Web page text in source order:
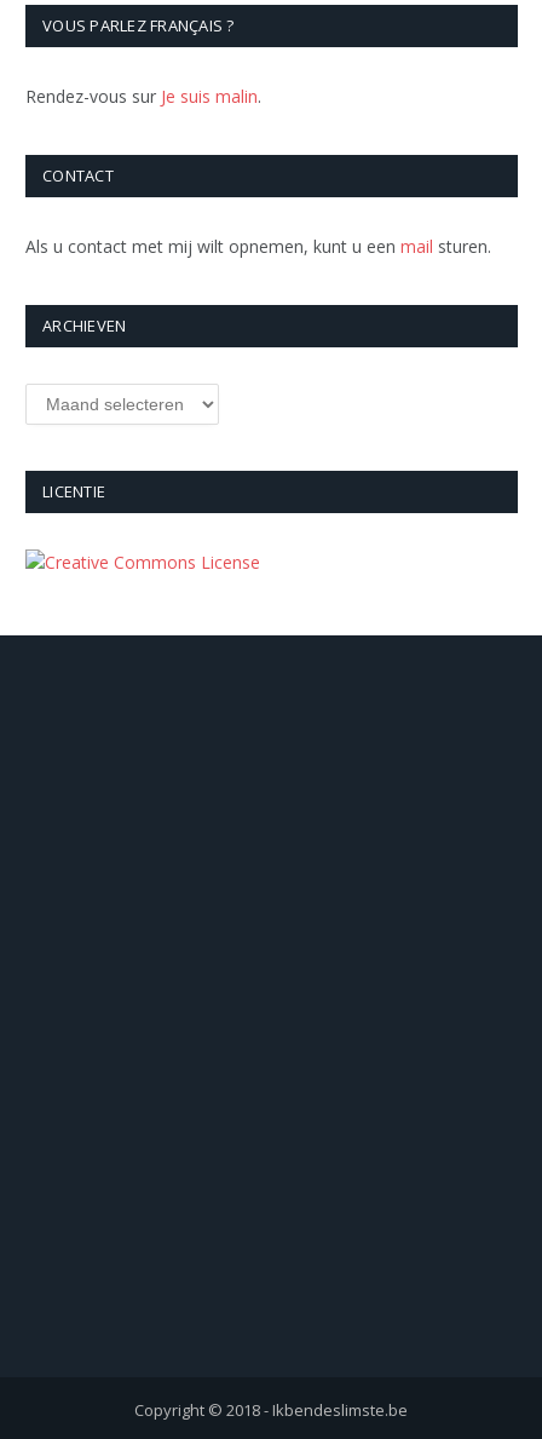
VOUS PARLEZ FRANÇAIS ?
Rendez-vous sur Je suis malin.
CONTACT
Als u contact met mij wilt opnemen, kunt u een mail sturen.
ARCHIEVEN
Archieven
LICENTIE
Copyright © 2018 - Ikbendeslimste.be